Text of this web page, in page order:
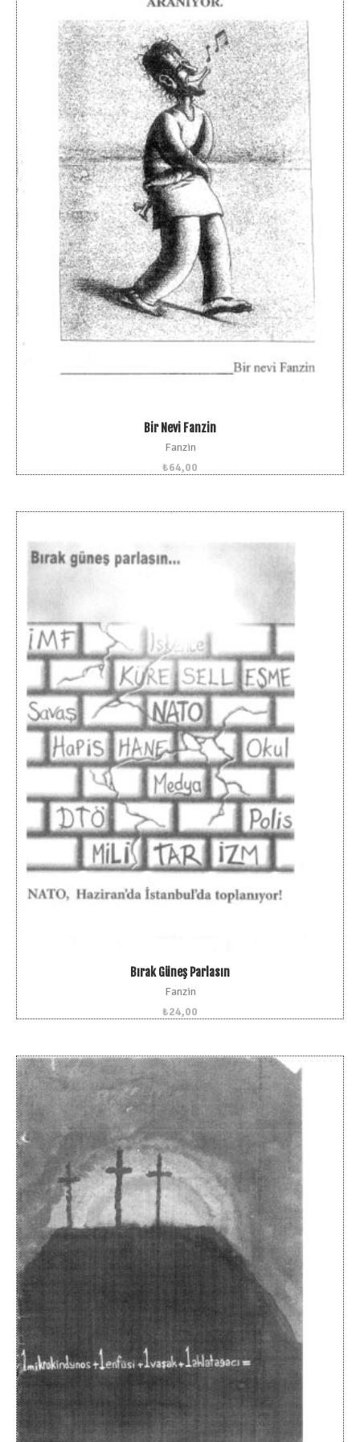
Bir Nevi Fanzin
Fanzin
₺64,00
Bırak Güneş Parlasın
Fanzin
₺24,00